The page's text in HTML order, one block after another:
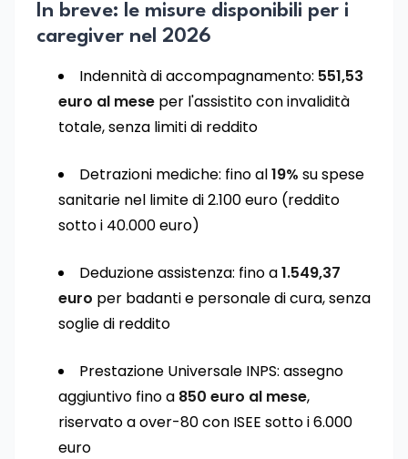
In breve: le misure disponibili per i
caregiver nel 2026
Indennità di accompagnamento: 551,53
euro al mese per l'assistito con invalidità
totale, senza limiti di reddito
Detrazioni mediche: fino al19% su spese
sanitarie nel limite di 2.100 euro (reddito
sotto i 40.000 euro)
Deduzione assistenza: fino a1.549,37
euro per badanti e personale di cura, senza
soglie di reddito
Prestazione Universale INPS: assegno
aggiuntivo fino a 850 euro al mese,
riservato a over-80 con ISEE sotto i 6.000
euro